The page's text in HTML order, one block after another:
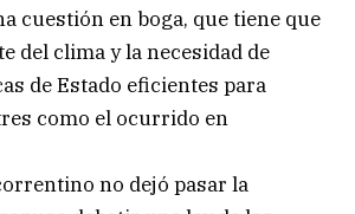
cuestión en boga, que tiene que
del clima y la necesidad de
de Estado eficientes para
como el ocurrido en
no dejó pasar la